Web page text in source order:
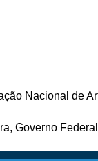
Nacional de
Governo Federal